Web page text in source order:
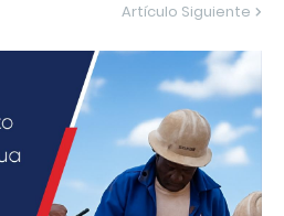
Artículo Siguiente